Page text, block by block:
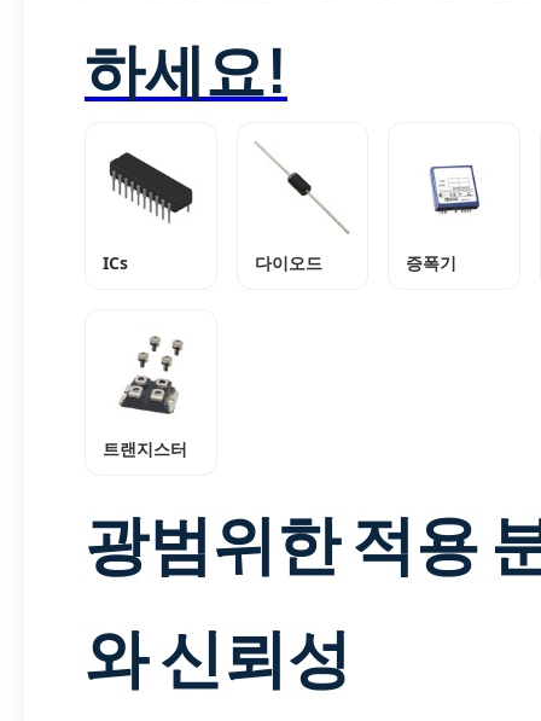
하세요!
ICs 다이오드 증폭기
트랜지스터
광범위한 적용
와 신뢰성